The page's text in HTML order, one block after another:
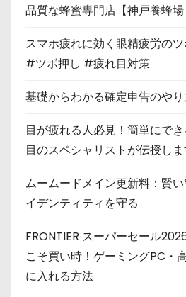
品質な蜂蜜専門店【神戸養蜂場
スマホ疲れに効く眼精疲労の
#ツボ押し #疲れ目対策
基礎からわかる確定申告のやり
目が疲れる人必見！簡単にで
目のスペシャリストが伝授し
ムームードメイン更新料：賢
イデンティティを守る
FRONTIER スーパーセール
こそ買い時！ゲーミングPC・
に入れる方法